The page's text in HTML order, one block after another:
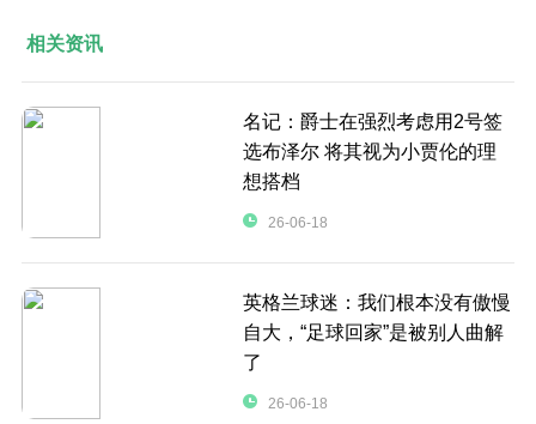
相关资讯
名记：爵士在强烈考虑用2号签
选布泽尔 将其视为小贾伦的理
想搭档
26-06-18
英格兰球迷：我们根本没有傲慢
自大，“足球回家”是被别人曲解
了
26-06-18